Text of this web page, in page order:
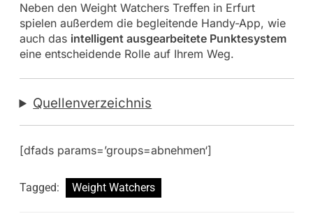
Neben den Weight Watchers Treffen in Erfurt
spielen außerdem die begleitende Handy-App, wie
auch das intelligent ausgearbeitete Punktesystem
eine entscheidende Rolle auf Ihrem Weg.
Quellenverzeichnis
[dfads params=’groups=abnehmen‘]
Tagged: Weight Watchers